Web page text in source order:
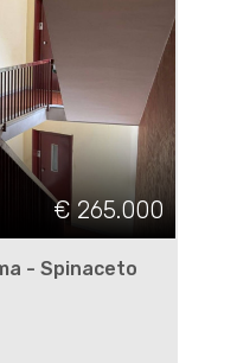
€ 265.000
- Spinaceto